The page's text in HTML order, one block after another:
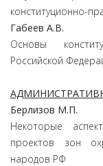
конституционно-
Габеев А.В.
Основы
Российской
Берлизов М.П.
Некоторые
проектов зон
народов РФ